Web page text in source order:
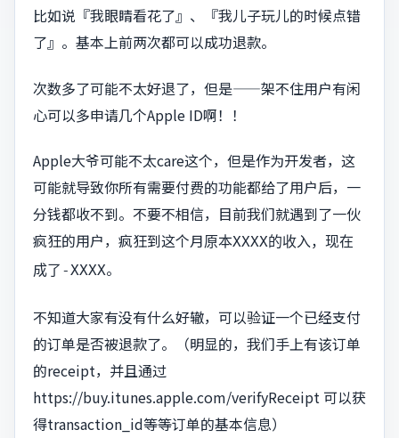
比如说『我眼睛看花了』、『我儿子玩儿的时候点错
了』。基本上前两次都可以成功退款。
次数多了可能不太好退了，但是——架不住用户有闲
心可以多申请几个Apple ID啊！！
Apple大爷可能不太care这个，但是作为开发者，这
可能就导致你所有需要付费的功能都给了用户后，一
分钱都收不到。不要不相信，目前我们就遇到了一伙
疯狂的用户，疯狂到这个月原本XXXX的收入，现在
成了-XXXX。
不知道大家有没有什么好辙，可以验证一个已经支付
的订单是否被退款了。（明显的，我们手上有该订单
的receipt，并且通过
https://buy.itunes.apple.com/verifyReceipt 可以获
得transaction_id等等订单的基本信息）